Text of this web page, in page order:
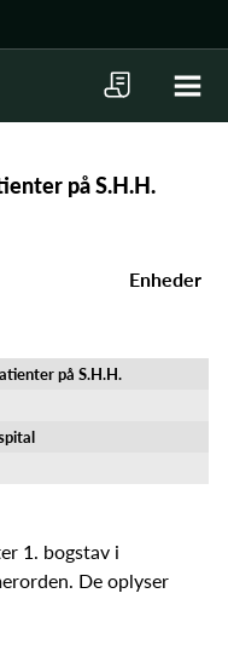
på S.H.H.
Enheder
på S.H.H.
1. bogstav i
De oplyser